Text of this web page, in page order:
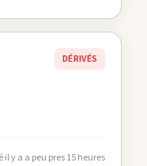
DÉRIVÉS
il y a a peu pres 15 heures